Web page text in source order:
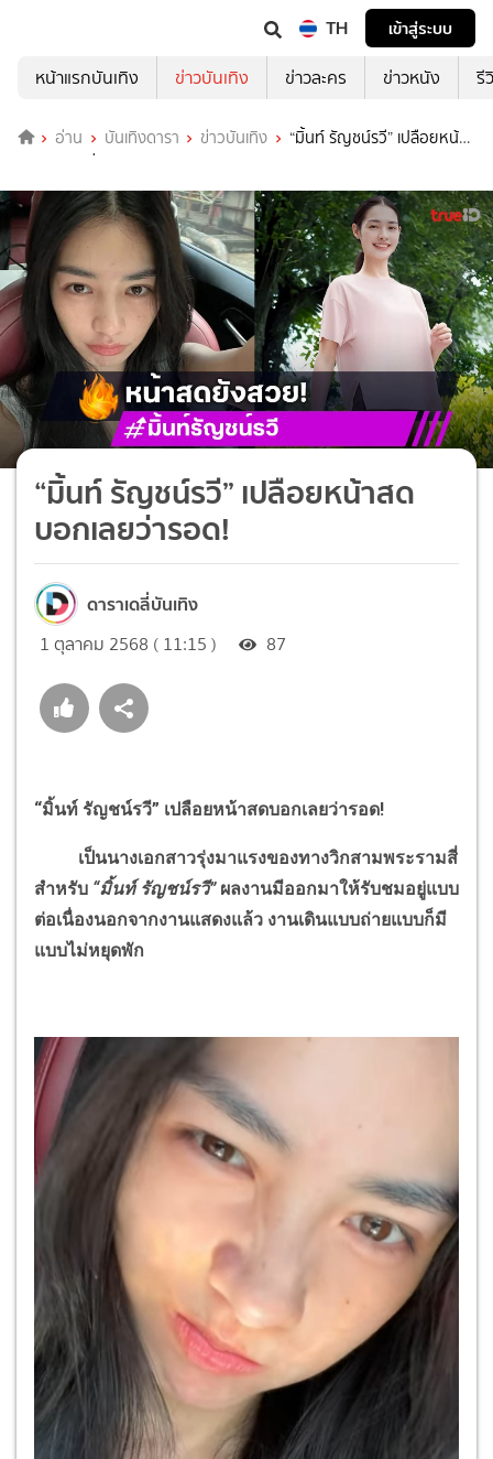
TH
เข้าสู่ระบบ
หน้าแรกบันเทิง
ข่าวบันเทิง ข่าวละคร ข่าวหนัง รี
อ่าน บันเทิงดารา ข่าวบันเทิง
“มิ้นท์ รัญชน์รวี” เปลือยหน้า
สดบอกเลยว่ารอด!
“มิ้นท์ รัญชน์รวี” เปลือยหน้าสด
บอกเลยว่ารอด!
ดาราเดลี่บันเทิง
1 ตุลาคม 2568 ( 11:15 ) 87
“มิ้นท์ รัญชน์รวี” เปลือยหน้าสดบอกเลยว่ารอด!
เป็นนางเอกสาวรุ่งมาแรงของทางวิกสามพระรามสี่
สำหรับ “มิ้นท์ รัญชน์รวี”ผลงานมีออกมาให้รับชมอยู่แบบ
ต่อเนื่องนอกจากงานแสดงแล้ว งานเดินแบบถ่ายแบบก็มี
แบบไม่หยุดพัก